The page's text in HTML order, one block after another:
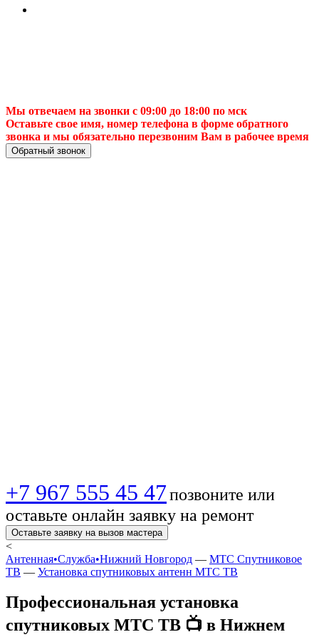
Мы отвечаем на звонки с 09:00 до 18:00 по мск
Оставьте свое имя, номер телефона в форме обратного
звонка и мы обязательно перезвоним Вам в рабочее время
Обратный звонок
+7 967 555 45 47позвоните или
оставьте онлайн заявку на ремонт
Оставьте заявку на вызов мастера
<
Антенная•Служба•Нижний Новгород — МТС Спутниковое
ТВ — Установка спутниковых антенн МТС ТВ
Профессиональная установка
спутниковых МТС ТВ 📺 в Нижнем